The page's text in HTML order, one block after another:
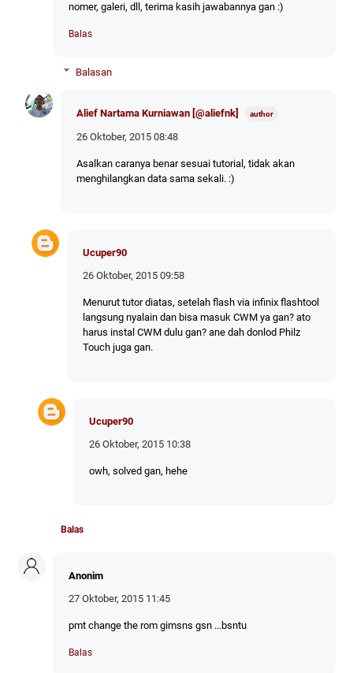
nomer, galeri, dll, terima kasih jawabannya gan :)
Balas
Balasan
Alief Nartama Kurniawan [@aliefnk]
26 Oktober, 2015 08:48
Asalkan caranya benar sesuai tutorial, tidak akan
menghilangkan data sama sekali. :)
Ucuper90
26 Oktober, 2015 09:58
Menurut tutor diatas, setelah flash via infinix flashtool
langsung nyalain dan bisa masuk CWM ya gan? ato
harus instal CWM dulu gan? ane dah donlod Philz
Touch juga gan.
Ucuper90
26 Oktober, 2015 10:38
owh, solved gan, hehe
Balas
Anonim
27 Oktober, 2015 11:45
pmt change the rom gimsns gsn ...bsntu
Balas